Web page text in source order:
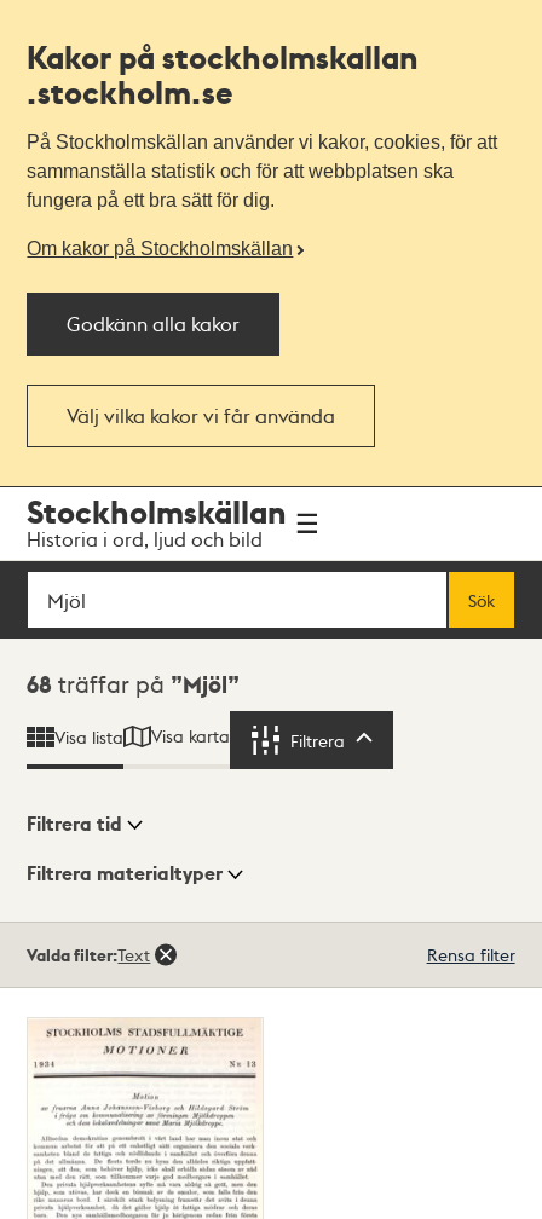
Kakor på stockholmskallan
.stockholm.se
På Stockholmskällan använder vi kakor, cookies, för att
sammanställa statistik och för att webbplatsen ska
fungera på ett bra sätt för dig.
Om kakor på Stockholmskällan
Godkänn alla kakor
Välj vilka kakor vi får använda
navigationen
huvudinnehållet
Stockholmskällan
Historia i ord, ljud och bild
Sök
Sök
Sökresultat
68 träffar på Mjöl
Visa lista Visa karta Filtrera
Visningsläge
Filtrera tid
Filtrera materialtyper
träffar
Valda filter:Text Rensa filter